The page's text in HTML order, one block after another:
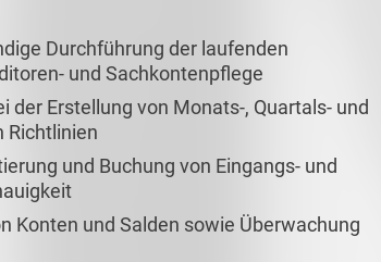
Durchführung der laufenden
und Sachkontenpflege
der Erstellung von Monats-, Quartals- und
Richtlinien
und Buchung von Eingangs- und
Konten und Salden sowie Überwachung